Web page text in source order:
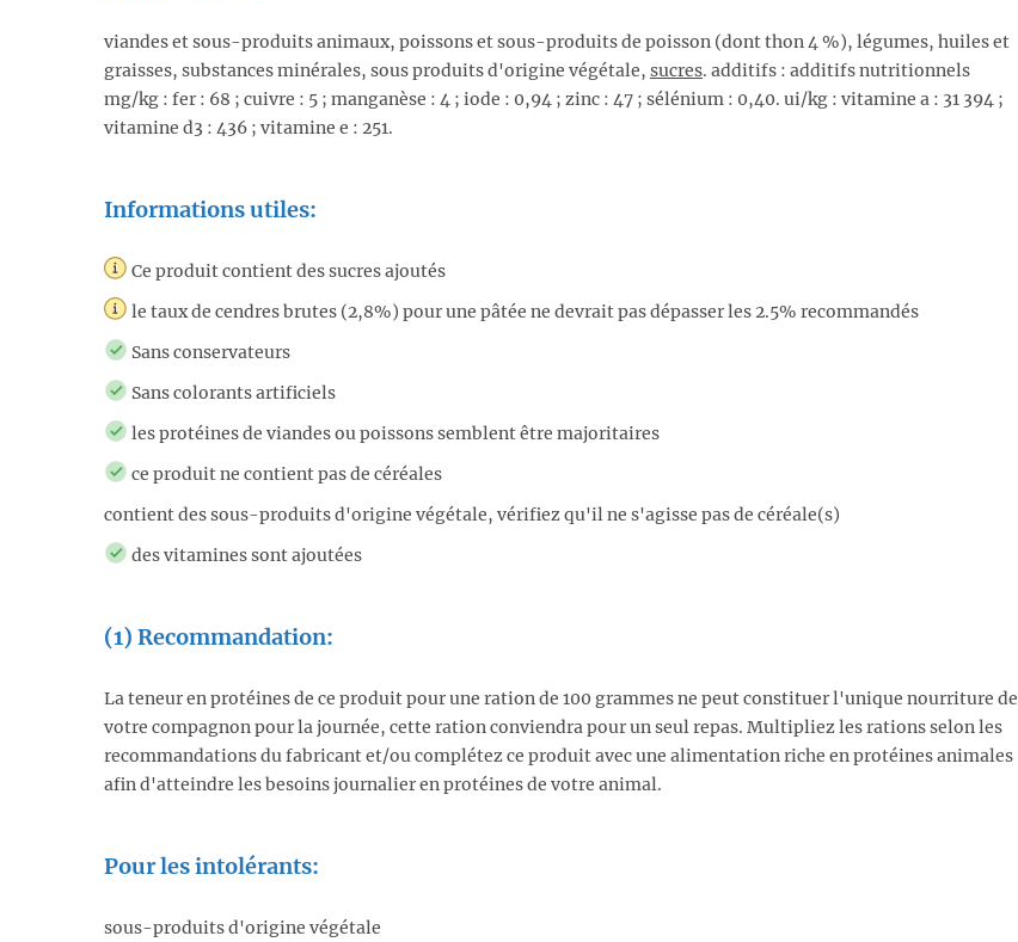
viandes et sous-produits animaux, poissons et sous-produits de poisson (dont thon 4 %), légumes, huiles et
graisses, substances minérales, sous produits d'origine végétale, sucres. additifs : additifs nutritionnels
mg/kg : fer : 68 ; cuivre : 5 ; manganèse : 4 ; iode : 0,94 ; zinc : 47 ; sélénium : 0,40. ui/kg : vitamine a : 31 394 ;
vitamine d3 : 436 ; vitamine e : 251.
Informations utiles:
Ce produit contient des sucres ajoutés
le taux de cendres brutes (2,8%) pour une pâtée ne devrait pas dépasser les 2.5% recommandés
Sans conservateurs
Sans colorants artificiels
les protéines de viandes ou poissons semblent être majoritaires
ce produit ne contient pas de céréales
contient des sous-produits d'origine végétale, vérifiez qu'il ne s'agisse pas de céréale(s)
des vitamines sont ajoutées
(1) Recommandation:
La teneur en protéines de ce produit pour une ration de 100 grammes ne peut constituer l'unique nourriture de
votre compagnon pour la journée, cette ration conviendra pour un seul repas. Multipliez les rations selon les
recommandations du fabricant et/ou complétez ce produit avec une alimentation riche en protéines animales
afin d'atteindre les besoins journalier en protéines de votre animal.
Pour les intolérants:
sous-produits d'origine végétale